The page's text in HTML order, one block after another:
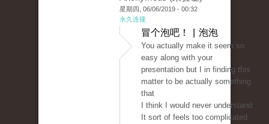
星期四, 06/06/2019 - 00:32
永久连接
冒个泡吧！ | 泡泡
You actually make it seem so
easy along with your
presentation but I in finding this
matter to be actually something
that
I think I would never understand.
It sort of feels too complicated